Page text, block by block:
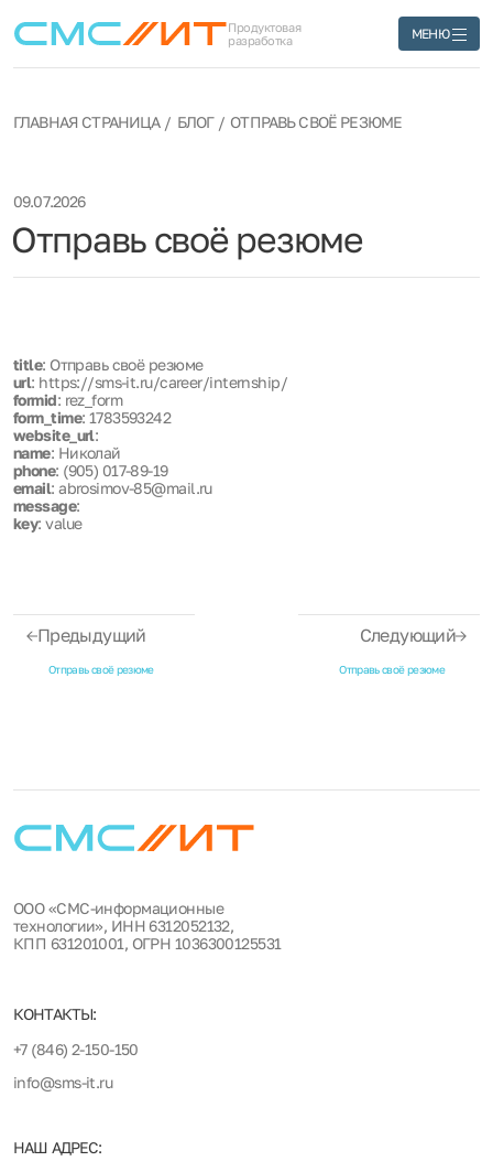
Продуктовая
разработка
МЕНЮ
ГЛАВНАЯ СТРАНИЦА БЛОГ ОТПРАВЬ СВОЁ РЕЗЮМЕ
Отправь своё резюме
09.07.2026
title: Отправь своё резюме
url: https://sms-it.ru/career/internship/
formid: rez_form
form_time: 1783593242
website_url:
name: Николай
phone: (905) 017-89-19
email: abrosimov-85@mail.ru
message:
key: value
Предыдущий
Отправь своё резюме
Следующий
Отправь своё резюме
ООО «СМС-информационные
технологии», ИНН 6312052132,
КПП 631201001, ОГРН 1036300125531
КОНТАКТЫ:
+7 (846) 2-150-150
info@sms-it.ru
НАШ АДРЕС: